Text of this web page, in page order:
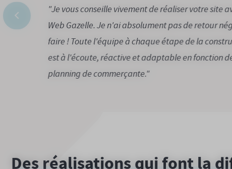
"Je vous conseille vivement de réaliser votre site
Web Gazelle. Je n'ai absolument pas de retour
faire ! Toute l'équipe à chaque étape de la
est à l'écoute, réactive et adaptable en fonction
planning de commerçante."
Des réalisations qui font la